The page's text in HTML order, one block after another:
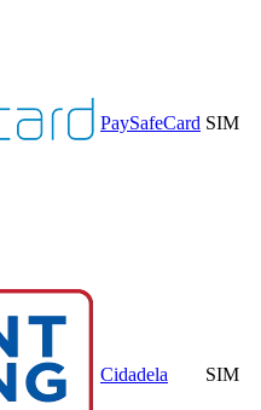
PaySafeCard SIM
Cidadela SIM